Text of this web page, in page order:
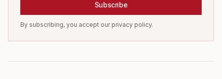
Subscribe
By subscribing, you accept our privacy policy.